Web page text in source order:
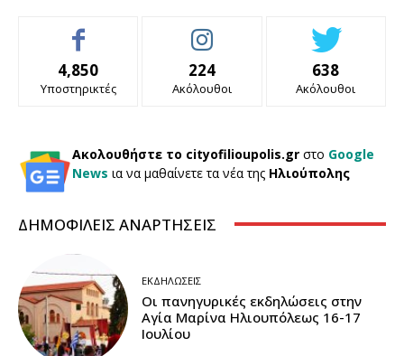
4,850
Υποστηρικτές
224
Ακόλουθοι
638
Ακόλουθοι
Ακολουθήστε το cityofilioupolis.gr στο Google
News ια να μαθαίνετε τα νέα της Ηλιούπολης
ΔΗΜΟΦΙΛΕΙΣ ΑΝΑΡΤΗΣΕΙΣ
ΕΚΔΗΛΏΣΕΙΣ
Οι πανηγυρικές εκδηλώσεις στην
Αγία Μαρίνα Ηλιουπόλεως 16-17
Ιουλίου